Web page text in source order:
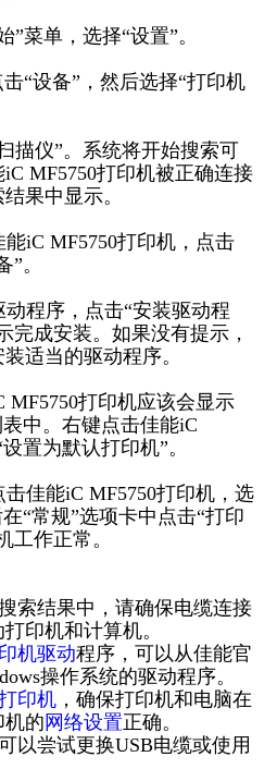
”菜单，选择“设置”。
“设备”，然后选择“打印机
描仪”。系统将开始搜索可
MF5750打印机被正确连接
果中显示。
iC MF5750打印机，点击
。
程序，点击“安装驱动程
完成安装。如果没有提示，
适当的驱动程序。
MF5750打印机应该会显示
中。右键点击佳能iC
置为默认打印机”。
佳能iC MF5750打印机，选
“常规”选项卡中点击“打印
工作正常。
索结果中，请确保电缆连接
印机和计算机。
机驱动程序，可以从佳能官
操作系统的驱动程序。
印机，确保打印机和电脑在
机的 网络设置正确。
以尝试更换USB电缆或使用